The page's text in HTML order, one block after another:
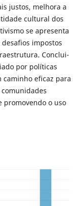
justos, melhora a
cultural dos
se apresenta
impostos
Conclui-
por políticas
caminho eficaz para
promovendo o uso